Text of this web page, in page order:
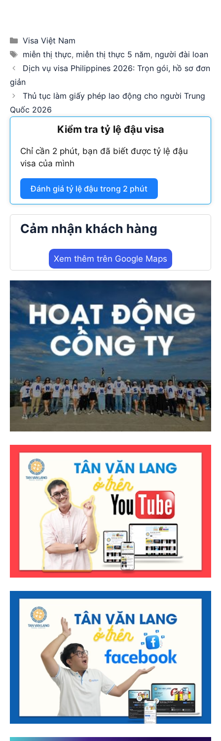
Categories
Visa Việt Nam
Tags
miễn thị thực, miễn thị thực 5 năm, người đài loan
Dịch vụ visa Philippines 2026: Trọn gói, hồ sơ đơn
giản
Thủ tục làm giấy phép lao động cho người Trung
Quốc 2026
Kiểm tra tỷ lệ đậu visa
Chỉ cần 2 phút, bạn đã biết được tỷ lệ đậu
visa của mình
Đánh giá tỷ lệ đậu trong 2 phút
Cảm nhận khách hàng
Xem thêm trên Google Maps